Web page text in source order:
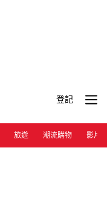
登記
旅遊 潮流購物 影片